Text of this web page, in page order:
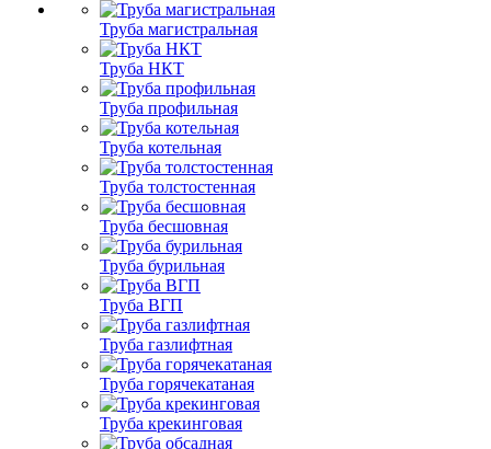
Труба магистральная
Труба НКТ
Труба профильная
Труба котельная
Труба толстостенная
Труба бесшовная
Труба бурильная
Труба ВГП
Труба газлифтная
Труба горячекатаная
Труба крекинговая